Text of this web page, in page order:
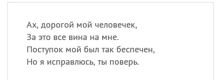
Ах, дорогой мой человечек,
За это все вина на мне.
Поступок мой был так беспечен,
Но я исправлюсь, ты поверь.